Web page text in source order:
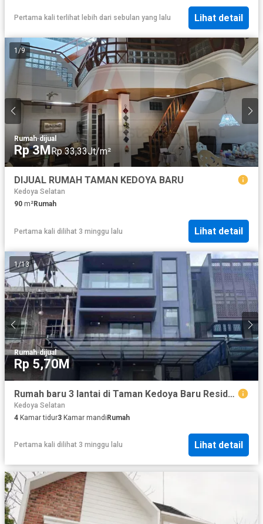
Pertama kali terlihat lebih dari sebulan yang lalu Lihat detail
1 /9
Rumah·dijual
Rp 3MRp 33,33Jt/m²
DIJUAL RUMAH TAMAN KEDOYA BARU
Kedoya Selatan
90 m²Rumah
Pertama kali dilihat 3 minggu lalu Lihat detail
1/13
Rumah·dijual
Rp 5,70M
Rumah baru 3 lantai di Taman Kedoya Baru Residence dengan lokasi bagus sekali
Kedoya Selatan
4 Kamar tidur3 Kamar mandiRumah
Pertama kali dilihat 3 minggu lalu Lihat detail